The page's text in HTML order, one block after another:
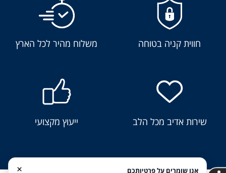
חווית קניה בטוחה
שירות אדיב מכל הלב
משלוח מהיר לכל הארץ
ייעוץ מקצועי
× אנו שומרים על פרטיותכם